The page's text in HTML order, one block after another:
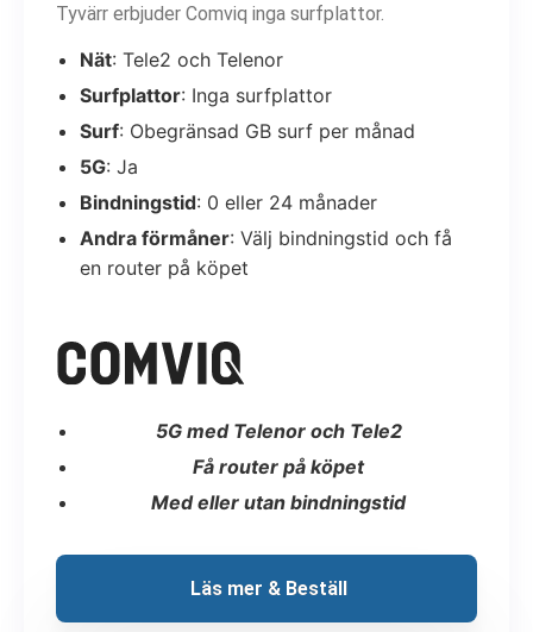
Tyvärr erbjuder Comviq inga surfplattor.
Nät: Tele2 och Telenor
Surfplattor: Inga surfplattor
Surf: Obegränsad GB surf per månad
5G: Ja
Bindningstid: 0 eller 24 månader
Andra förmåner: Välj bindningstid och få
en router på köpet
5G med Telenor och Tele2
Få router på köpet
Med eller utan bindningstid
Läs mer & Beställ